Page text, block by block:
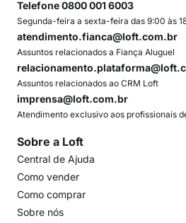
Telefone 0800 001 6003
Segunda-feira a sexta-feira das 9:00 às
atendimento.fianca@loft.com.br
Assuntos relacionados a Fiança Aluguel
Assuntos relacionados ao CRM Loft
imprensa@loft.com.br
Atendimento exclusivo aos profissionais
Sobre a Loft
Central de Ajuda
Como vender
Como comprar
Sobre nós